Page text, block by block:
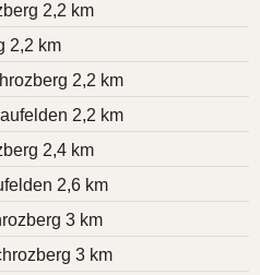
2,2 km
2,2 km
2,2 km
2,2 km
2,4 km
2,6 km
3 km
3 km